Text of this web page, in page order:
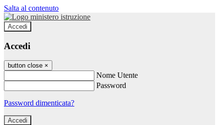
Salta al contenuto
Accedi
Accedi
button close ×
Nome Utente
Password
Password dimenticata?